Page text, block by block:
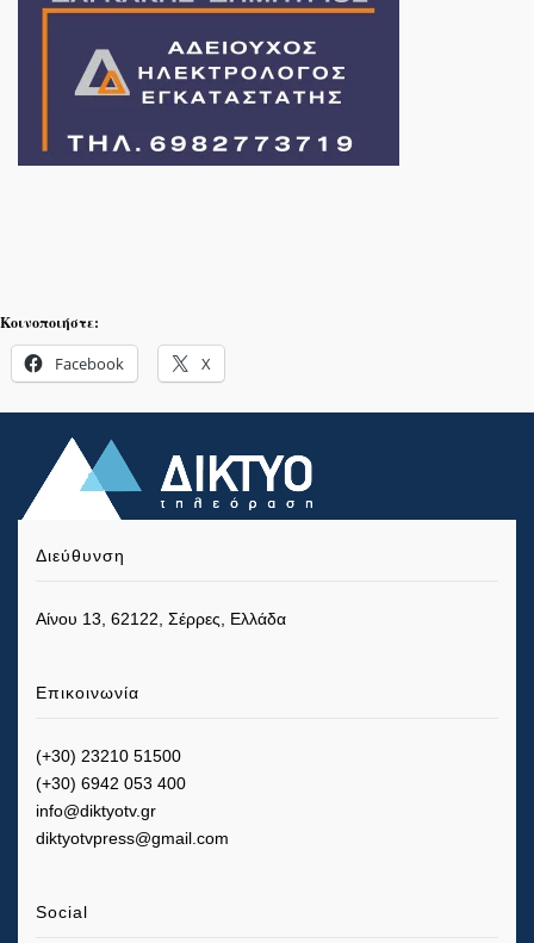
Κοινοποιήστε:
Facebook X
Διεύθυνση
Αίνου 13, 62122, Σέρρες, Ελλάδα
Επικοινωνία
(+30) 23210 51500
(+30) 6942 053 400
info@diktyotv.gr
diktyotvpress@gmail.com
Social